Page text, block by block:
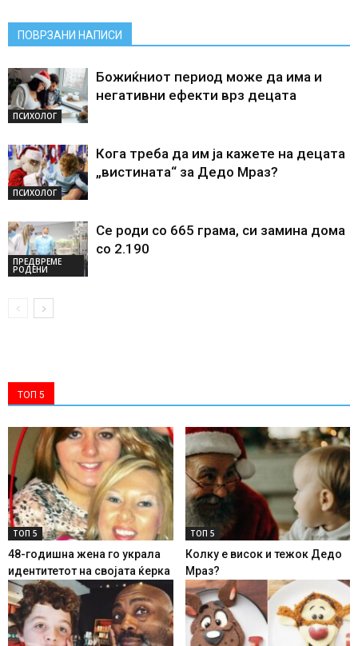
ПОВРЗАНИ НАПИСИ
ПСИХОЛОГ
Божиќниот период може да има и
негативни ефекти врз децата
ПСИХОЛОГ
Кога треба да им ја кажете на децата
„вистината“ за Дедо Мраз?
ПРЕДВРЕМЕ
РОДЕНИ
Се роди со 665 грама, си замина дома
со 2.190
ТОП 5
ТОП 5
48-годишна жена го украла
идентитетот на својата ќерка
ТОП 5
Колку е висок и тежок Дедо
Мраз?